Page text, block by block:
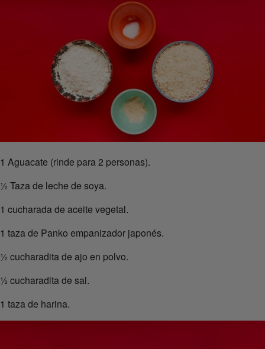
1 Aguacate (rinde para 2 personas).
½ Taza de leche de soya.
1 cucharada de aceite vegetal.
1 taza de Panko empanizador japonés.
½ cucharadita de ajo en polvo.
½ cucharadita de sal.
1 taza de harina.